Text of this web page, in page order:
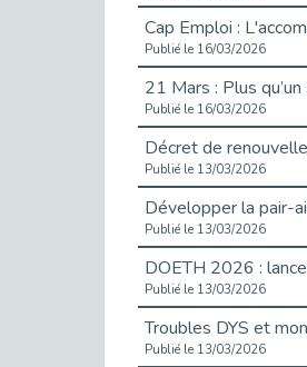
Publié le 16/03/2026
Publié le 16/03/2026
Publié le 13/03/2026
Publié le 13/03/2026
Publié le 13/03/2026
Publié le 13/03/2026